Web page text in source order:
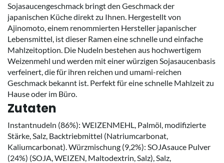
Sojasaucengeschmack bringt den Geschmack der
japanischen Küche direkt zu Ihnen. Hergestellt von
Ajinomoto, einem renommierten Hersteller japanischer
Lebensmittel, ist dieser Ramen eine schnelle und einfache
Mahlzeitoption. Die Nudeln bestehen aus hochwertigem
Weizenmehl und werden mit einer würzigen Sojasaucenbasis
verfeinert, die für ihren reichen und umami-reichen
Geschmack bekannt ist. Perfekt für eine schnelle Mahlzeit zu
Hause oder im Büro.
Zutaten
Instantnudeln (86%): WEIZENMEHL, Palmöl, modifizierte
Stärke, Salz, Backtriebmittel (Natriumcarbonat,
Kaliumcarbonat). Würzmischung (9,2%): SOJAsauce Pulver
(24%) (SOJA, WEIZEN, Maltodextrin, Salz), Salz,